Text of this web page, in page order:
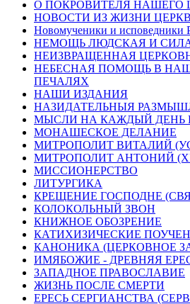
О ПОКРОВИТЕЛЯ НАШЕГО
НОВОСТИ ИЗ ЖИЗНИ
Новомученики и исповедники
НЕМОЩЬ ЛЮДСКАЯ И
НЕИЗВРАЩЕННАЯ
НЕБЕСНАЯ ПОМОЩЬ В
ПЕЧАЛЯХ
НАШИ ИЗДАНИЯ
НАЗИДАТЕЛЬНЫЯ
МЫСЛИ НА КАЖДЫЙ ДЕНЬ
МОНАШЕСКОЕ ДЕЛАНИЕ
МИТРОПОЛИТ ВИТАЛИЙ
МИТРОПОЛИТ АНТОНИЙ
МИССИОНЕРСТВО
ЛИТУРГИКА
КРЕЩЕНИЕ ГОСПОДНЕ
КОЛОКОЛЬНЫЙ ЗВОН
КНИЖНОЕ ОБОЗРЕНИЕ
КАТИХИЗИЧЕСКИЕ
КАНОНИКА (ЦЕРКОВНОЕ
ИМЯБОЖИЕ - ДРЕВНЯЯ
ЗАПАДНОЕ ПРАВОСЛАВИЕ
ЖИЗНЬ ПОСЛЕ СМЕРТИ
ЕРЕСЬ СЕРГИАНСТВА